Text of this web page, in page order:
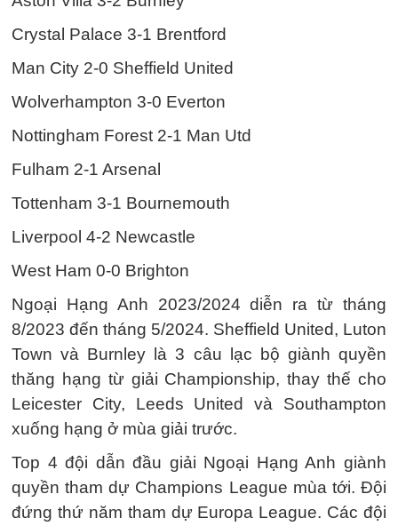
Crystal Palace 3-1 Brentford
Man City 2-0 Sheffield United
Wolverhampton 3-0 Everton
Nottingham Forest 2-1 Man Utd
Fulham 2-1 Arsenal
Tottenham 3-1 Bournemouth
Liverpool 4-2 Newcastle
West Ham 0-0 Brighton
Ngoại Hạng Anh 2023/2024 diễn ra từ tháng
8/2023 đến tháng 5/2024. Sheffield United, Luton
Town và Burnley là 3 câu lạc bộ giành quyền
thăng hạng từ giải Championship, thay thế cho
Leicester City, Leeds United và Southampton
xuống hạng ở mùa giải trước.
Top 4 đội dẫn đầu giải Ngoại Hạng Anh giành
quyền tham dự Champions League mùa tới. Đội
đứng thứ năm tham dự Europa League. Các đội